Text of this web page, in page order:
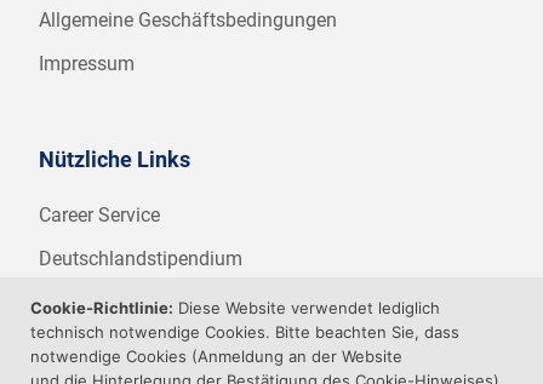
Allgemeine Geschäftsbedingungen
Impressum
Nützliche Links
Career Service
Deutschlandstipendium
WHZ Firmenstipendium
Weitere Angebote der WHZ
Cookie-Richtlinie: Diese Website verwendet lediglich
technisch notwendige Cookies. Bitte beachten Sie, dass
notwendige Cookies (Anmeldung an der Website